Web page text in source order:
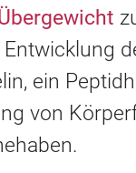
ein
von